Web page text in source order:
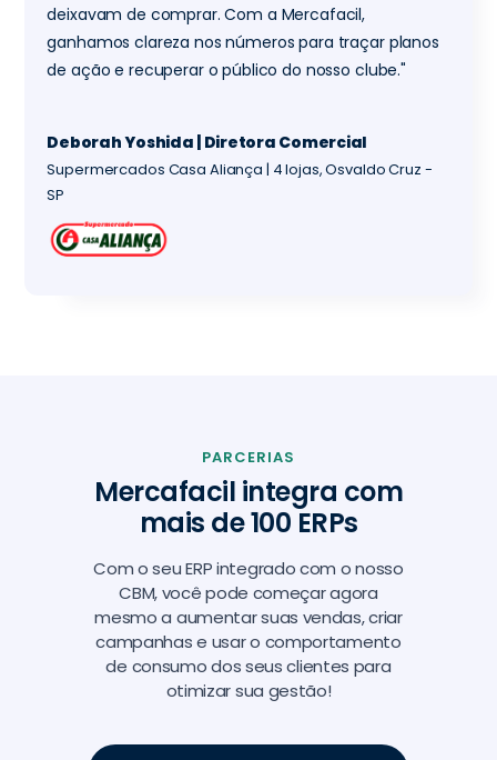
deixavam de comprar. Com a Mercafacil,
ganhamos clareza nos números para traçar planos
de ação e recuperar o público do nosso clube."
Deborah Yoshida | Diretora Comercial
Supermercados Casa Aliança | 4 lojas, Osvaldo Cruz -
SP
PARCERIAS
Mercafacil integra com
mais de 100 ERPs
Com o seu ERP integrado com o nosso
CBM, você pode começar agora
mesmo a aumentar suas vendas, criar
campanhas e usar o comportamento
de consumo dos seus clientes para
otimizar sua gestão!